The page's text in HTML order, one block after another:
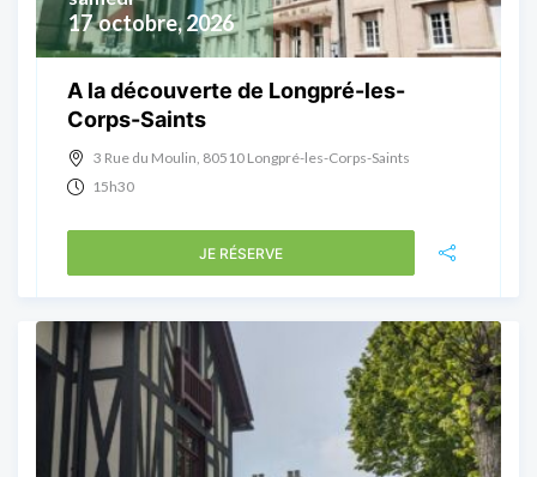
17 octobre, 2026
A la découverte de Longpré-les-
Corps-Saints
3 Rue du Moulin, 80510 Longpré-les-Corps-Saints
15h30
JE RÉSERVE